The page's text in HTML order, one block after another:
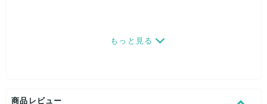
もっと見る
商品レビュー